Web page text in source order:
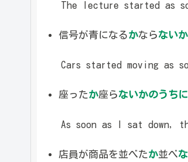
The lecture started as
信号が青になるかならない
Cars started moving as
座ったか座らないかのうちに
As soon as I sat down,
店員が商品を並べたか並べ